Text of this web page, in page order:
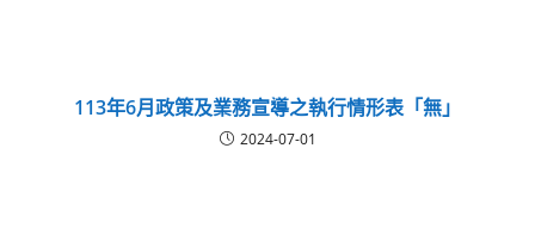
113年6月政策及業務宣導之執行情形表「無」
2024-07-01